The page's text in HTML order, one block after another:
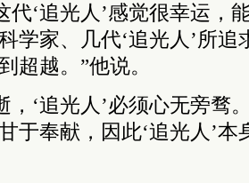
代‘追光人’感觉很幸运，
学家、几代‘追光人’所
超越。”他说。
，‘追光人’必须心无旁骛
于奉献，因此‘追光人’